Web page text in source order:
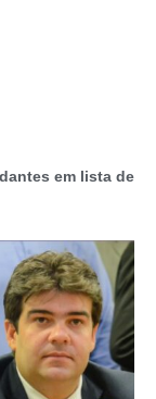
em lista de